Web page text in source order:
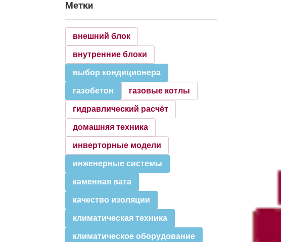
Метки
внешний блок
внутренние блоки
выбор кондиционера
газобетон газовые котлы
гидравлический расчёт
домашняя техника
инверторные модели
инженерные системы
каменная вата
качество изоляции
климатическая техника
климатическое оборудование